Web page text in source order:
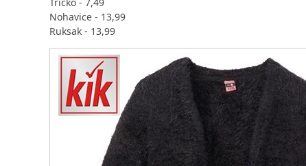
Nohavice - 13,99
Ruksak - 13,99